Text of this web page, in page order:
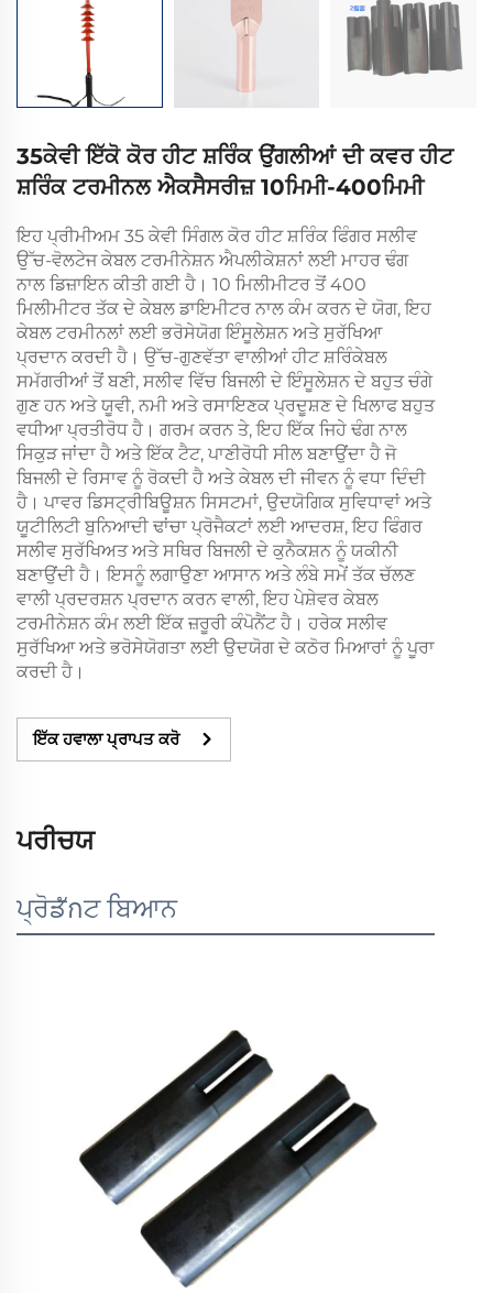
35ਕੇਵੀ ਇੱਕੋ ਕੋਰ ਹੀਟ ਸ਼ਰਿੰਕ ਉਂਗਲੀਆਂ ਦੀ ਕਵਰ ਹੀਟ
ਸ਼ਰਿੰਕ ਟਰਮੀਨਲ ਐਕਸੈਸਰੀਜ਼ 10ਮਿਮੀ-400ਮਿਮੀ
ਇਹ ਪ੍ਰੀਮੀਅਮ 35 ਕੇਵੀ ਸਿੰਗਲ ਕੋਰ ਹੀਟ ਸ਼ਰਿੰਕ ਫਿੰਗਰ ਸਲੀਵ
ਉੱਚ-ਵੋਲਟੇਜ ਕੇਬਲ ਟਰਮੀਨੇਸ਼ਨ ਐਪਲੀਕੇਸ਼ਨਾਂ ਲਈ ਮਾਹਰ ਢੰਗ
ਨਾਲ ਡਿਜ਼ਾਇਨ ਕੀਤੀ ਗਈ ਹੈ। 10 ਮਿਲੀਮੀਟਰ ਤੋਂ 400
ਮਿਲੀਮੀਟਰ ਤੱਕ ਦੇ ਕੇਬਲ ਡਾਇਮੀਟਰ ਨਾਲ ਕੰਮ ਕਰਨ ਦੇ ਯੋਗ, ਇਹ
ਕੇਬਲ ਟਰਮੀਨਲਾਂ ਲਈ ਭਰੋਸੇਯੋਗ ਇੰਸੂਲੇਸ਼ਨ ਅਤੇ ਸੁਰੱਖਿਆ
ਪ੍ਰਦਾਨ ਕਰਦੀ ਹੈ। ਉੱਚ-ਗੁਣਵੱਤਾ ਵਾਲੀਆਂ ਹੀਟ ਸ਼ਰਿੰਕੇਬਲ
ਸਮੱਗਰੀਆਂ ਤੋਂ ਬਣੀ, ਸਲੀਵ ਵਿੱਚ ਬਿਜਲੀ ਦੇ ਇੰਸੂਲੇਸ਼ਨ ਦੇ ਬਹੁਤ ਚੰਗੇ
ਗੁਣ ਹਨ ਅਤੇ ਯੂਵੀ, ਨਮੀ ਅਤੇ ਰਸਾਇਣਕ ਪ੍ਰਦੂਸ਼ਣ ਦੇ ਖਿਲਾਫ ਬਹੁਤ
ਵਧੀਆ ਪ੍ਰਤੀਰੋਧ ਹੈ। ਗਰਮ ਕਰਨ ਤੇ, ਇਹ ਇੱਕ ਜਿਹੇ ਢੰਗ ਨਾਲ
ਸਿਕੁੜ ਜਾਂਦਾ ਹੈ ਅਤੇ ਇੱਕ ਟੈਟ, ਪਾਣੀਰੋਧੀ ਸੀਲ ਬਣਾਉਂਦਾ ਹੈ ਜੋ
ਬਿਜਲੀ ਦੇ ਰਿਸਾਵ ਨੂੰ ਰੋਕਦੀ ਹੈ ਅਤੇ ਕੇਬਲ ਦੀ ਜੀਵਨ ਨੂੰ ਵਧਾ ਦਿੰਦੀ
ਹੈ। ਪਾਵਰ ਡਿਸਟ੍ਰੀਬਿਊਸ਼ਨ ਸਿਸਟਮਾਂ, ਉਦਯੋਗਿਕ ਸੁਵਿਧਾਵਾਂ ਅਤੇ
ਯੂਟੀਲਿਟੀ ਬੁਨਿਆਦੀ ਢਾਂਚਾ ਪ੍ਰੋਜੈਕਟਾਂ ਲਈ ਆਦਰਸ਼, ਇਹ ਫਿੰਗਰ
ਸਲੀਵ ਸੁਰੱਖਿਅਤ ਅਤੇ ਸਥਿਰ ਬਿਜਲੀ ਦੇ ਕੁਨੈਕਸ਼ਨ ਨੂੰ ਯਕੀਨੀ
ਬਣਾਉਂਦੀ ਹੈ। ਇਸਨੂੰ ਲਗਾਉਣਾ ਆਸਾਨ ਅਤੇ ਲੰਬੇ ਸਮੇਂ ਤੱਕ ਚੱਲਣ
ਵਾਲੀ ਪ੍ਰਦਰਸ਼ਨ ਪ੍ਰਦਾਨ ਕਰਨ ਵਾਲੀ, ਇਹ ਪੇਸ਼ੇਵਰ ਕੇਬਲ
ਟਰਮੀਨੇਸ਼ਨ ਕੰਮ ਲਈ ਇੱਕ ਜ਼ਰੂਰੀ ਕੰਪੋਨੈਂਟ ਹੈ। ਹਰੇਕ ਸਲੀਵ
ਸੁਰੱਖਿਆ ਅਤੇ ਭਰੋਸੇਯੋਗਤਾ ਲਈ ਉਦਯੋਗ ਦੇ ਕਠੋਰ ਮਿਆਰਾਂ ਨੂੰ ਪੂਰਾ
ਕਰਦੀ ਹੈ।
ਇੱਕ ਹਵਾਲਾ ਪ੍ਰਾਪਤ ਕਰੋ
ਪਰੀਚਯ
ਪ੍ਰੋਡักਟ ਬਿਆਨ